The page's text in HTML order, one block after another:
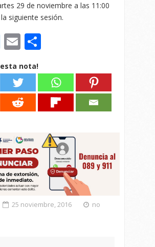
29 de noviembre a las 11:00
siguiente sesión.
Twitter
Email
nota!
25 noviembre, 2016
no